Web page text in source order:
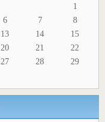
1
6 7
8
13 14
15
20 21
22
27 28
29